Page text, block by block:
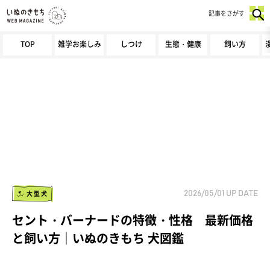
TOP 雑学お楽しみ しつけ 生態・健康 飼い方
記事をさがす
大型犬 2026/05/01 UP DATE
セント・バーナードの特徴・性格 最新価格
と飼い方｜いぬのきもち 犬図鑑